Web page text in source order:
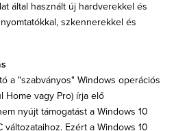
által használt új hardverekkel és
szkennerekkel és
a "szabványos" Windows operációs
Home vagy Pro) írja elő
nyújt támogatást a Windows 10
változataihoz. Ezért a Windows 10